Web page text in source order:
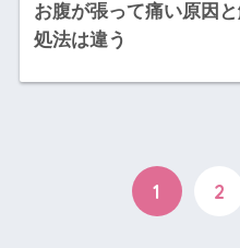
お腹が張って痛い原因
処法は違う
1 2